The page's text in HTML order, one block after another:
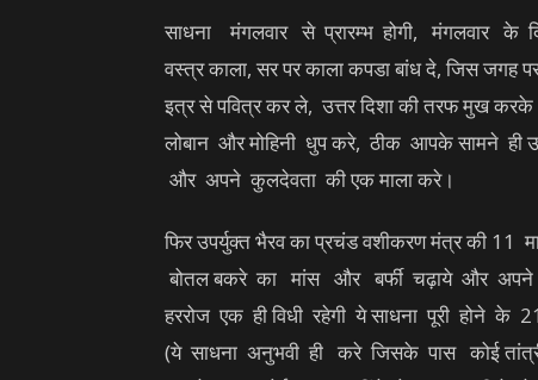
साधना मंगलवार से प्रारम्भ होगी, मंगलवार के
वस्त्र काला, सर पर काला कपडा बांध दे, जिस
इत्र से पवित्र कर ले, उत्तर दिशा की तरफ मुख
लोबान और मोहिनी धुप करे, ठीक आपके सामने
और अपने कुलदेवता की एक माला करे।
फिर उपर्युक्त भैरव का प्रचंड वशीकरण मंत्र की 11
बोतल बकरे का मांस और बर्फी चढ़ाये और अपने
हररोज एक ही विधी रहेगी ये साधना पूरी होने
(ये साधना अनुभवी ही करे जिसके पास कोई